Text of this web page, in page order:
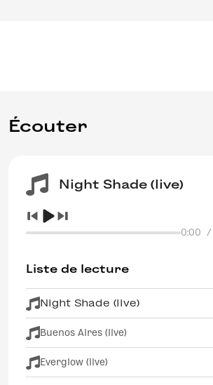
Écouter
Night Shade (live)
0:00 /
Liste de lecture
Night Shade (live)
Buenos Aires (live)
Everglow (live)